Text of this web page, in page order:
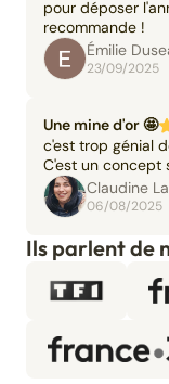
pour déposer
recommande !
Émilie
23/09/2025
Une mine d'or 🤩
c'est trop génial
C'est un concept
Claudine
06/08/2025
Ils parlent de